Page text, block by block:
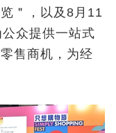
＂，以及8月11
众提供一站式
售商机，为经